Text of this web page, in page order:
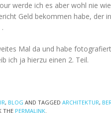
werde ich es aber wohl nie
Geld bekommen habe, der
.
Mal da und habe
ich ja hierzu einen 2. Teil.
, BLOG AND TAGGED ARCHITEKTUR,
THE PERMALINK.